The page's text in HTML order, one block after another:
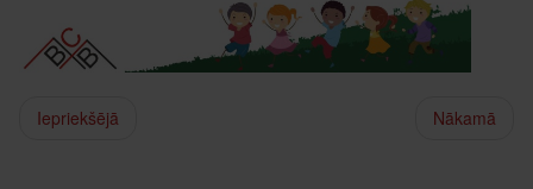
Iepriekšējā Nākamā